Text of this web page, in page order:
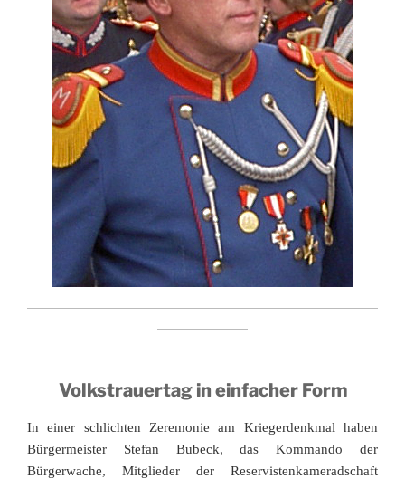
Volkstrauertag in einfacher Form
In einer schlichten Zeremonie am Kriegerdenkmal haben
Bürgermeister Stefan Bubeck, das Kommando der
Bürgerwache, Mitglieder der Reservistenkameradschaft